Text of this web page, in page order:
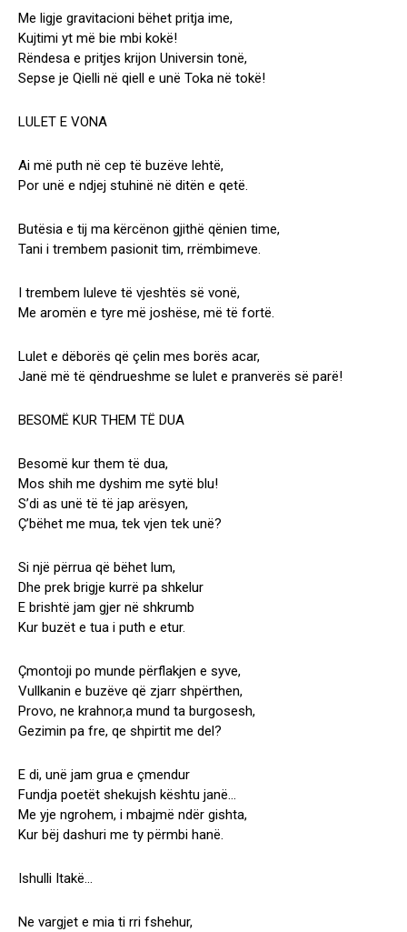
Me ligje gravitacioni bëhet pritja ime,
Kujtimi yt më bie mbi kokë!
Rëndesa e pritjes krijon Universin tonë,
Sepse je Qielli në qiell e unë Toka në tokë!
LULET E VONA
Ai më puth në cep të buzëve lehtë,
Por unë e ndjej stuhinë në ditën e qetë.
Butësia e tij ma kërcënon gjithë qënien time,
Tani i trembem pasionit tim, rrëmbimeve.
I trembem luleve të vjeshtës së vonë,
Me aromën e tyre më joshëse, më të fortë.
Lulet e dëborës që çelin mes borës acar,
Janë më të qëndrueshme se lulet e pranverës së parë!
BESOMË KUR THEM TË DUA
Besomë kur them të dua,
Mos shih me dyshim me sytë blu!
S’di as unë të të jap arësyen,
Ç’bëhet me mua, tek vjen tek unë?
Si një përrua që bëhet lum,
Dhe prek brigje kurrë pa shkelur
E brishtë jam gjer në shkrumb
Kur buzët e tua i puth e etur.
Çmontoji po munde përflakjen e syve,
Vullkanin e buzëve që zjarr shpërthen,
Provo, ne krahnor,a mund ta burgosesh,
Gezimin pa fre, qe shpirtit me del?
E di, unë jam grua e çmendur
Fundja poetët shekujsh kështu janë…
Me yje ngrohem, i mbajmë ndër gishta,
Kur bëj dashuri me ty përmbi hanë.
Ishulli Itakë…
Ne vargjet e mia ti rri fshehur,